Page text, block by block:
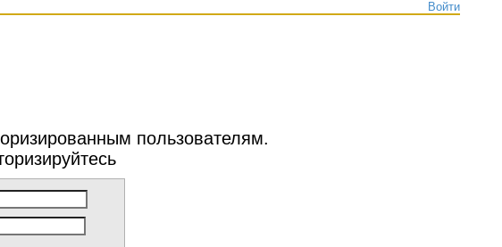
Войти
пользователям.